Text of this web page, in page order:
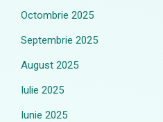
Octombrie 2025
Septembrie 2025
August 2025
Iulie 2025
Iunie 2025